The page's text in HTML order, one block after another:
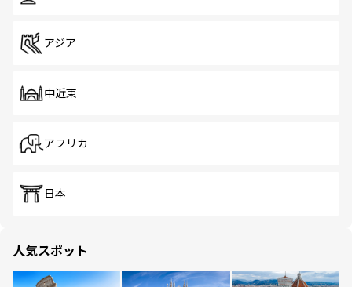
アジア
中近東
アフリカ
日本
人気スポット